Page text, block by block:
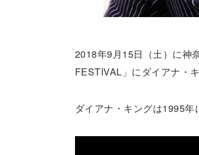
2018年9月15日（土）に神
FESTIVAL」にダイアナ・
ダイアナ・キングは1995年